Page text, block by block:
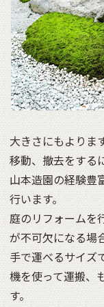
大きさにもよりま
移動、撤去をする
山本造園の経験豊
行います。
庭のリフォームを
が不可欠になる場
手で運べるサイズ
機を使って運搬、
す。